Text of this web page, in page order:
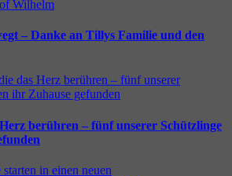
– Danke an Tillys Familie und den
berühren – fünf unserer Schützlinge